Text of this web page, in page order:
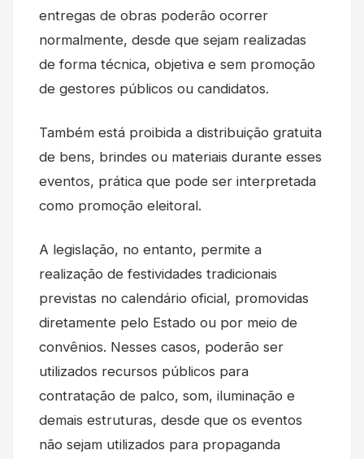
entregas de obras poderão ocorrer
normalmente, desde que sejam realizadas
de forma técnica, objetiva e sem promoção
de gestores públicos ou candidatos.
Também está proibida a distribuição gratuita
de bens, brindes ou materiais durante esses
eventos, prática que pode ser interpretada
como promoção eleitoral.
A legislação, no entanto, permite a
realização de festividades tradicionais
previstas no calendário oficial, promovidas
diretamente pelo Estado ou por meio de
convênios. Nesses casos, poderão ser
utilizados recursos públicos para
contratação de palco, som, iluminação e
demais estruturas, desde que os eventos
não sejam utilizados para propaganda